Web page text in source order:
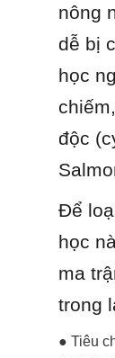
nông
dễ bị
học
độc
Để
học
ma
trong
● Tiêu